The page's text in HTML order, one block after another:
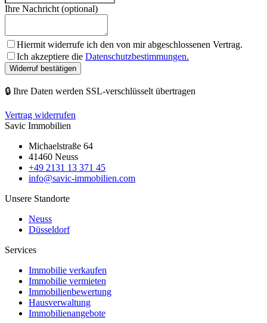
Ihre Nachricht (optional)
Hiermit widerrufe ich den von mir abgeschlossenen Vertrag.
Ich akzeptiere die Datenschutzbestimmungen.
Widerruf bestätigen
🔒 Ihre Daten werden SSL-verschlüsselt übertragen
Vertrag widerrufen
Savic Immobilien
Michaelstraße 64
41460 Neuss
+49 2131 13 371 45
info@savic-immobilien.com
Unsere Standorte
Neuss
Düsseldorf
Services
Immobilie verkaufen
Immobilie vermieten
Immobilienbewertung
Hausverwaltung
Immobilienangebote